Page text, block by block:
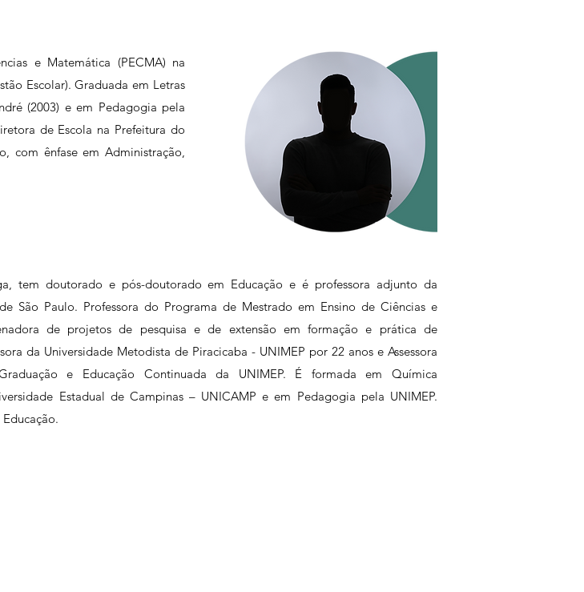
e Matemática (PECMA) na
Escolar). Graduada em Letras
(2003) e em Pedagogia pela
de Escola na Prefeitura do
com ênfase em Administração,
tem doutorado e pós-doutorado em Educação e é professora adjunto da
São Paulo. Professora do Programa de Mestrado em Ensino de Ciências e
de projetos de pesquisa e de extensão em formação e prática de
da Universidade Metodista de Piracicaba - UNIMEP por 22 anos e Assessora
e Educação Continuada da UNIMEP. É formada em Química
Estadual de Campinas – UNICAMP e em Pedagogia pela UNIMEP.